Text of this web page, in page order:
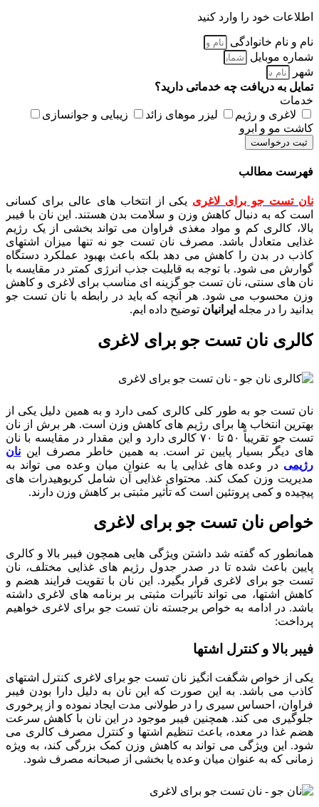
اطلاعات خود را وارد کنید
نام و نام خانوادگی
شماره موبایل
شهر
تمایل به دریافت چه خدماتی دارید؟
خدمات
لاغری و رژیم
لیزر موهای زائد
زیبایی و جوانسازی
کاشت مو و ابرو
ثبت درخواست
فهرست مطالب
نان تست جو برای لاغری یکی از انتخاب های عالی برای کسانی
است که به دنبال کاهش وزن و سلامت بدن هستند. این نان با فیبر
بالا، کالری کم و مواد مغذی فراوان می تواند بخشی از یک رژیم
غذایی متعادل باشد. مصرف نان تست جو نه تنها میزان اشتهای
کاذب در بدن را کاهش می دهد بلکه باعث بهبود عملکرد دستگاه
گوارش می شود. با توجه به قابلیت جذب انرژی کمتر در مقایسه با
نان های سنتی، نان تست جو گزینه ای مناسب برای لاغری و کاهش
وزن محسوب می شود. هر آنچه که باید در رابطه با نان تست جو
بدانید را در مجله ایرانیان توضیح داده ایم.
کالری نان تست جو برای لاغری
نان تست جو به طور کلی کالری کمی دارد و به همین دلیل یکی از
بهترین انتخاب ها برای رژیم های کاهش وزن است. هر برش از نان
تست جو تقریباً ۵۰ تا ۷۰ کالری دارد و این مقدار در مقایسه با نان
های دیگر بسیار پایین تر است. به همین خاطر مصرف این نان
رژیمی در وعده های غذایی یا به عنوان میان وعده می تواند به
مدیریت وزن کمک کند. محتوای غذایی آن شامل کربوهیدرات های
پیچیده و کمی پروتئین است که تأثیر مثبتی بر کاهش وزن دارند.
خواص نان تست جو برای لاغری
همانطور که گفته شد داشتن ویژگی هایی همچون فیبر بالا و کالری
پایین باعث شده تا در صدر جدول رژیم های غذایی مختلف، نان
تست جو برای لاغری قرار بگیرد. این نان با تقویت فرایند هضم و
کاهش اشتها، می تواند تأثیرات مثبتی بر برنامه های لاغری داشته
باشد. در ادامه به خواص برجسته نان تست جو برای لاغری خواهیم
پرداخت:
فیبر بالا و کنترل اشتها
یکی از خواص شگفت انگیز نان تست جو برای لاغری کنترل اشتهای
کاذب می باشد. به این صورت که این نان به دلیل دارا بودن فیبر
فراوان، احساس سیری را در طولانی مدت ایجاد نموده و از پرخوری
جلوگیری می کند. همچنین فیبر موجود در این نان با کاهش سرعت
هضم غذا در معده، باعث تنظیم اشتها و کنترل مصرف کالری می
شود. این ویژگی می تواند به کاهش وزن کمک بزرگی کند، به ویژه
زمانی که به عنوان میان وعده یا بخشی از صبحانه مصرف شود.